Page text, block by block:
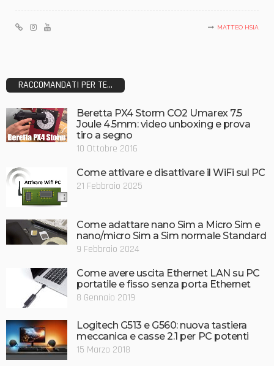
MATTEO HSIA
RACCOMANDATI PER TE...
Beretta PX4 Storm CO2 Umarex 7.5
Joule 4.5mm: video unboxing e prova
tiro a segno
10 Ottobre 2016
Come attivare e disattivare il WiFi sul PC
21 Febbraio 2025
Come adattare nano Sim a Micro Sim e
nano/micro Sim a Sim normale Standard
9 Febbraio 2024
Come avere uscita Ethernet LAN su PC
portatile e fisso senza porta Ethernet
8 Gennaio 2019
Logitech G513 e G560: nuova tastiera
meccanica e casse 2.1 per PC potenti
15 Marzo 2018